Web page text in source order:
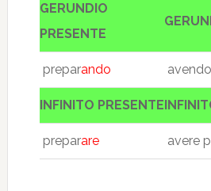
GERUNDIO
PRESENTE
preparando
INFINITO PRESENTE
preparare avere